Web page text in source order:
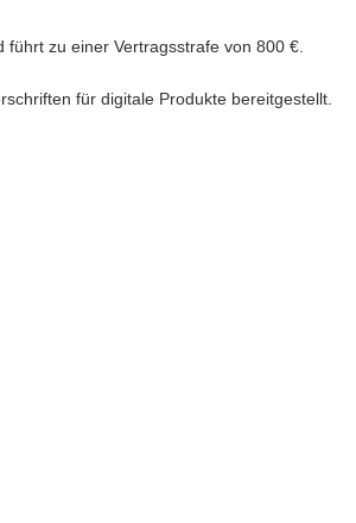
zu einer Vertragsstrafe von 800 €.
für digitale Produkte bereitgestellt.